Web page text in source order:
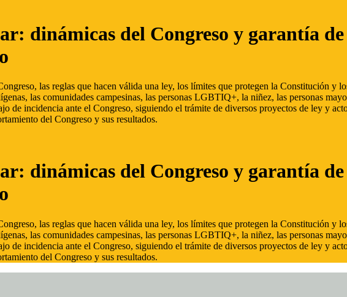
dinámicas del Congreso y garantía
las reglas que hacen válida una ley, los límites que protegen la Constitución y
las comunidades campesinas, las personas LGBTIQ+, la niñez, las personas
de incidencia ante el Congreso, siguiendo el trámite de diversos proyectos de ley y
del Congreso y sus resultados.
dinámicas del Congreso y garantía
las reglas que hacen válida una ley, los límites que protegen la Constitución y
las comunidades campesinas, las personas LGBTIQ+, la niñez, las personas
de incidencia ante el Congreso, siguiendo el trámite de diversos proyectos de ley y
del Congreso y sus resultados.